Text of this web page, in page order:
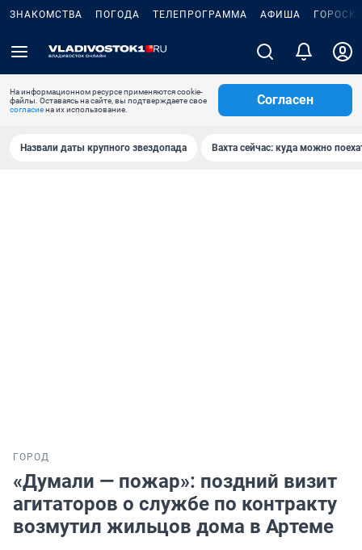
ЗНАКОМСТВА ПОГОДА ТЕЛЕПРОГРАММА АФИША
На информационном ресурсе применяются cookie-
файлы. Оставаясь на сайте, вы подтверждаете свое
согласиена их использование.
Согласен
Назвали даты крупного звездопада Вахта сейчас: куда можно
ГОРОД
«Думали — пожар»: поздний визит
агитаторов о службе по контракту
возмутил жильцов дома в Артеме